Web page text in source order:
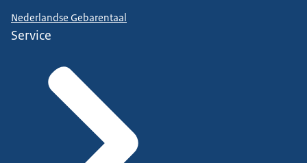
Nederlandse Gebarentaal
Service